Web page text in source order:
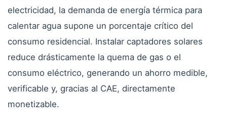
electricidad, la demanda de energía térmica para
calentar agua supone un porcentaje crítico del
consumo residencial. Instalar captadores solares
reduce drásticamente la quema de gas o el
consumo eléctrico, generando un ahorro medible,
verificable y, gracias al CAE, directamente
monetizable.